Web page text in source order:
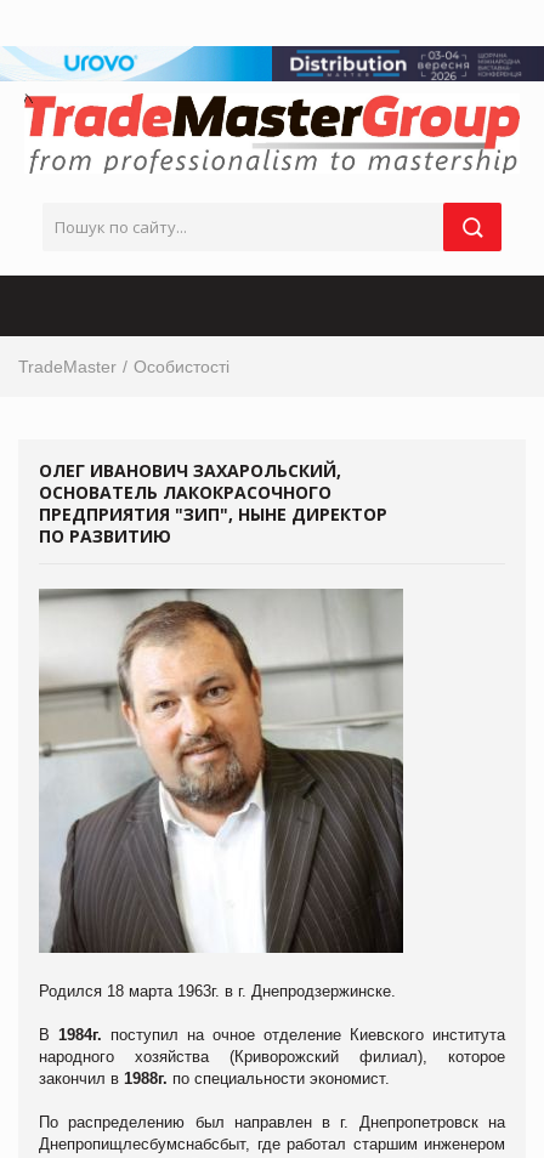
TradeMaster Особистості
ОЛЕГ ИВАНОВИЧ ЗАХАРОЛЬСКИЙ,
ОСНОВАТЕЛЬ ЛАКОКРАСОЧНОГО
ПРЕДПРИЯТИЯ "ЗИП", НЫНЕ ДИРЕКТОР
ПО РАЗВИТИЮ
Родился 18 марта 1963г. в г. Днепродзержинске.
В 1984г. поступил на очное отделение Киевского института
народного хозяйства (Криворожский филиал), которое
закончил в 1988г. по специальности экономист.
По распределению был направлен в г. Днепропетровск на
Днепропищлесбумснабсбыт, где работал старшим инженером